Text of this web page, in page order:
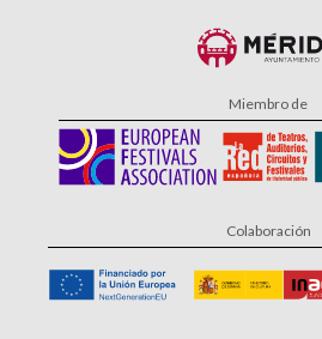
Miembro de
Colaboración